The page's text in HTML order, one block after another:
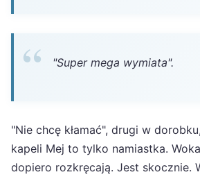
"Super mega wymiata".
"Nie chcę kłamać", drugi w
kapeli Mej to tylko namiastka.
dopiero rozkręcają. Jest skocznie.